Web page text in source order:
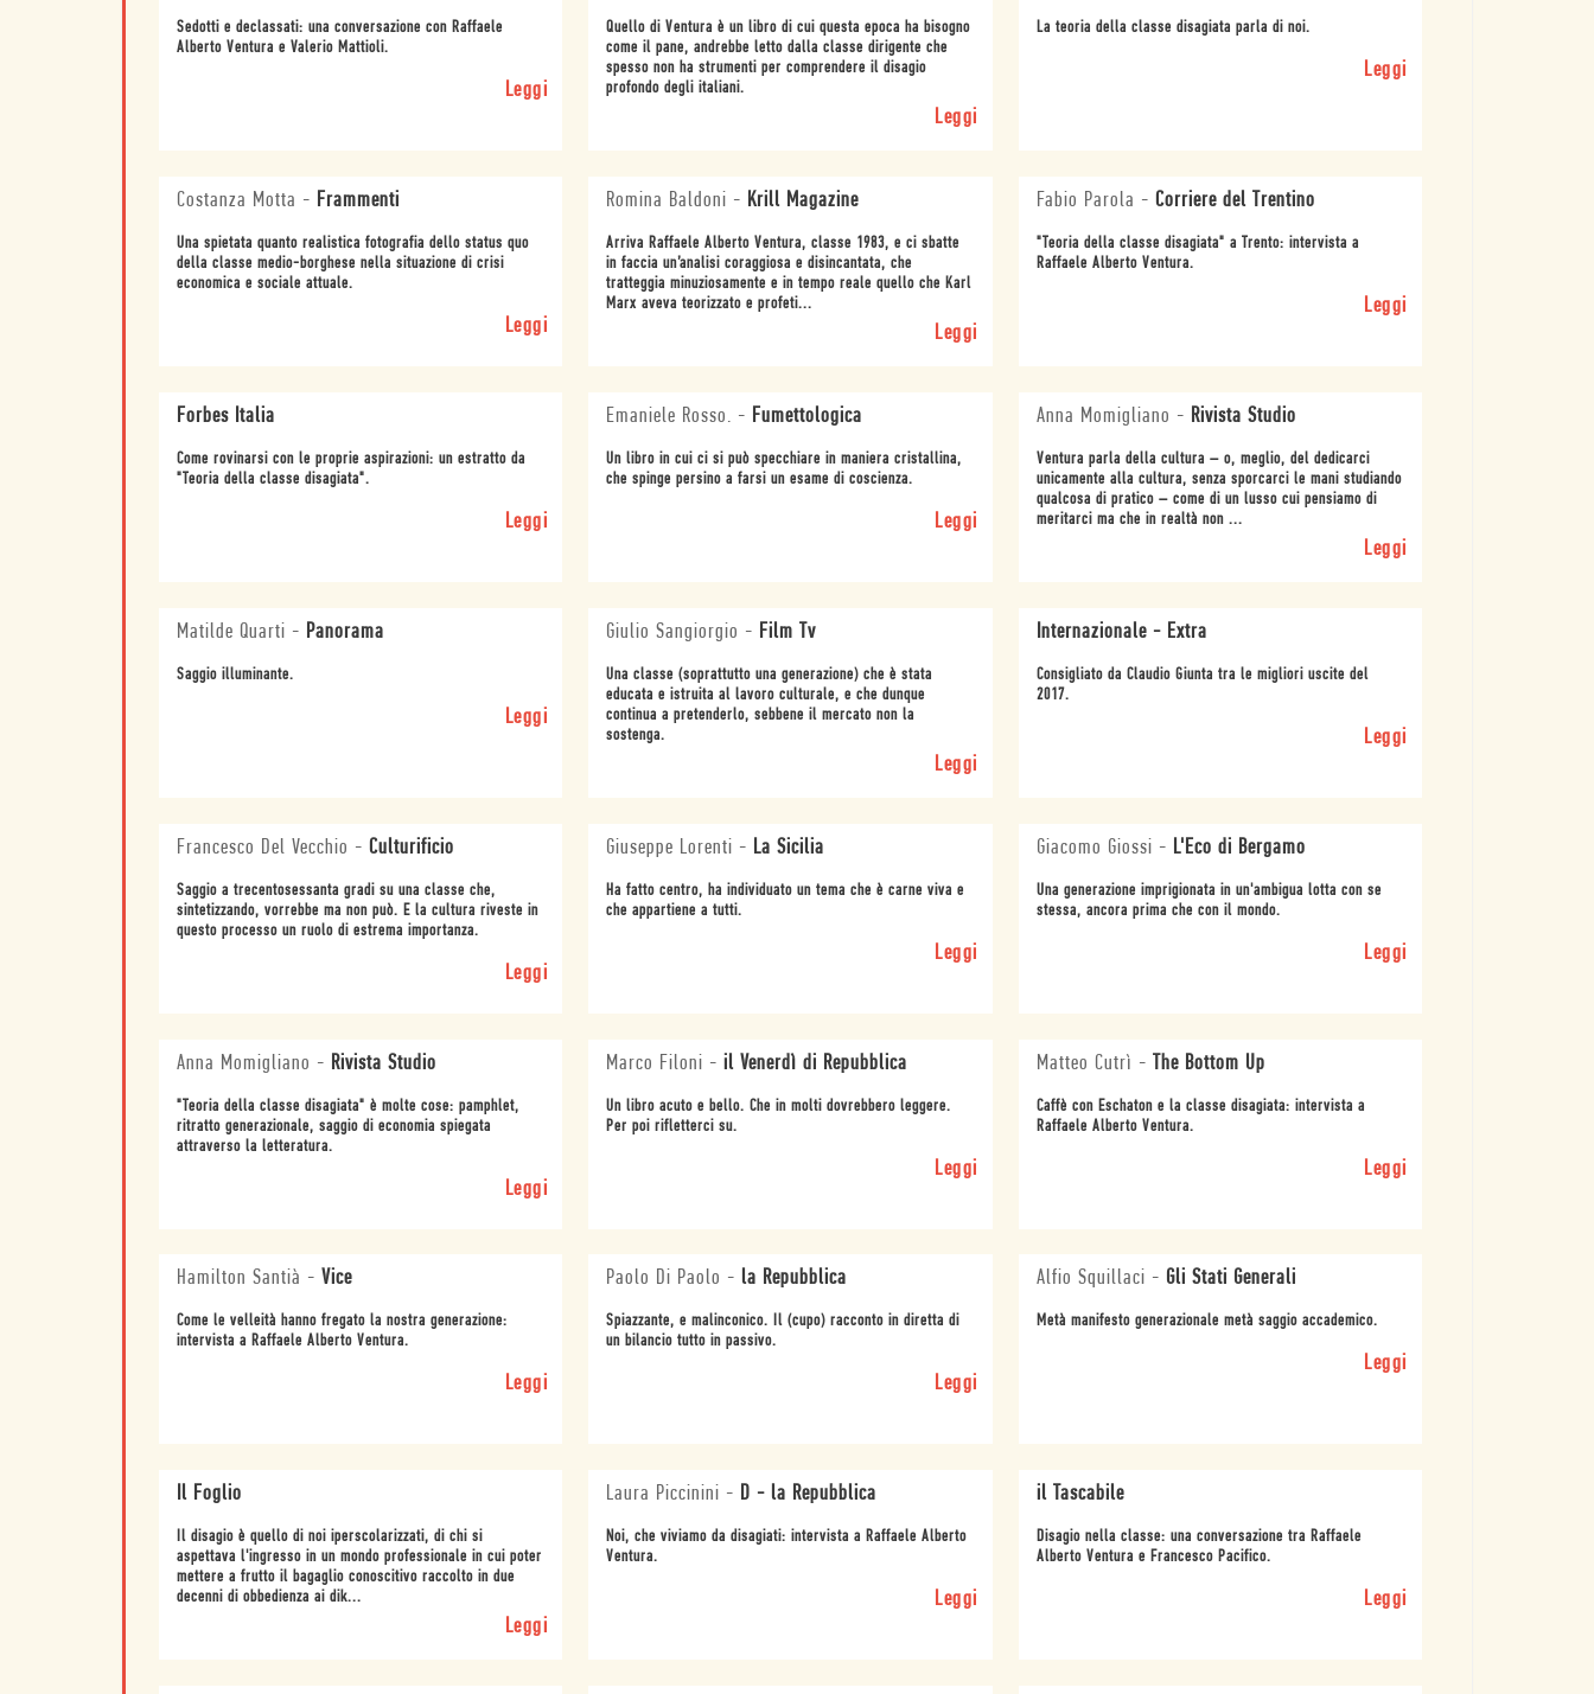
Sedotti e declassati: una conversazione con Raffaele
Alberto Ventura e Valerio Mattioli.
Leggi
Quello di Ventura è un libro di cui questa epoca ha bisogno
come il pane, andrebbe letto dalla classe dirigente che
spesso non ha strumenti per comprendere il disagio
profondo degli italiani.
Leggi
La teoria della classe disagiata parla di noi.
Leggi
Costanza Motta - Frammenti
Una spietata quanto realistica fotografia dello status quo
della classe medio-borghese nella situazione di crisi
economica e sociale attuale.
Leggi
Romina Baldoni - Krill Magazine
Arriva Raffaele Alberto Ventura, classe 1983, e ci sbatte
in faccia un’analisi coraggiosa e disincantata, che
tratteggia minuziosamente e in tempo reale quello che Karl
Marx aveva teorizzato e profeti...
Leggi
Fabio Parola - Corriere del Trentino
"Teoria della classe disagiata" a Trento: intervista a
Raffaele Alberto Ventura.
Leggi
Forbes Italia
Come rovinarsi con le proprie aspirazioni: un estratto da
"Teoria della classe disagiata".
Leggi
Emaniele Rosso. - Fumettologica
Un libro in cui ci si può specchiare in maniera cristallina,
che spinge persino a farsi un esame di coscienza.
Leggi
Anna Momigliano - Rivista Studio
Ventura parla della cultura – o, meglio, del dedicarci
unicamente alla cultura, senza sporcarci le mani studiando
qualcosa di pratico – come di un lusso cui pensiamo di
meritarci ma che in realtà non ...
Leggi
Matilde Quarti - Panorama
Saggio illuminante.
Leggi
Giulio Sangiorgio - Film Tv
Una classe (soprattutto una generazione) che è stata
educata e istruita al lavoro culturale, e che dunque
continua a pretenderlo, sebbene il mercato non la
sostenga.
Leggi
Internazionale - Extra
Consigliato da Claudio Giunta tra le migliori uscite del
2017.
Leggi
Francesco Del Vecchio - Culturificio
Saggio a trecentosessanta gradi su una classe che,
sintetizzando, vorrebbe ma non può. E la cultura riveste in
questo processo un ruolo di estrema importanza.
Leggi
Giuseppe Lorenti - La Sicilia
Ha fatto centro, ha individuato un tema che è carne viva e
che appartiene a tutti.
Leggi
Giacomo Giossi - L'Eco di Bergamo
Una generazione imprigionata in un'ambigua lotta con se
stessa, ancora prima che con il mondo.
Leggi
Anna Momigliano - Rivista Studio
"Teoria della classe disagiata" è molte cose: pamphlet,
ritratto generazionale, saggio di economia spiegata
attraverso la letteratura.
Leggi
Marco Filoni -il Venerdì di Repubblica
Un libro acuto e bello. Che in molti dovrebbero leggere.
Per poi rifletterci su.
Leggi
Matteo Cutrì - The Bottom Up
Caffè con Eschaton e la classe disagiata: intervista a
Raffaele Alberto Ventura.
Leggi
Hamilton Santià - Vice
Come le velleità hanno fregato la nostra generazione:
intervista a Raffaele Alberto Ventura.
Leggi
Paolo Di Paolo -la Repubblica
Spiazzante, e malinconico. Il (cupo) racconto in diretta di
un bilancio tutto in passivo.
Leggi
Alfio Squillaci - Gli Stati Generali
Metà manifesto generazionale metà saggio accademico.
Leggi
Il Foglio
Il disagio è quello di noi iperscolarizzati, di chi si
aspettava l'ingresso in un mondo professionale in cui poter
mettere a frutto il bagaglio conoscitivo raccolto in due
decenni di obbedienza ai dik...
Leggi
Laura Piccinini - D - la Repubblica
Noi, che viviamo da disagiati: intervista a Raffaele Alberto
Ventura.
Leggi
il Tascabile
Disagio nella classe: una conversazione tra Raffaele
Alberto Ventura e Francesco Pacifico.
Leggi